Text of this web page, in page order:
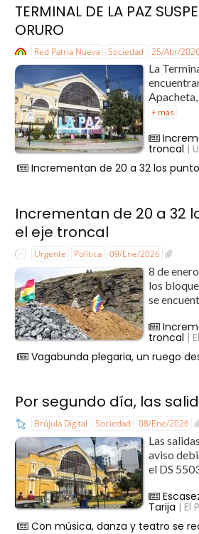
TERMINAL DE LA PAZ
ORURO
Red Patria Nueva Sociedad 25/Abr/
La
+ más
troncal |
Incrementan de 20 a 32 los
Incrementan de 20 a 32
el eje troncal
Urgente Política 09/Ene/2026
8 de
los
se
troncal |
Vagabunda plegaria, un ruego
Por segundo día, las
Brújula Digital Sociedad 08/Ene/2026
Las
aviso
el DS
Tarija | El
Con música, danza y teatro se